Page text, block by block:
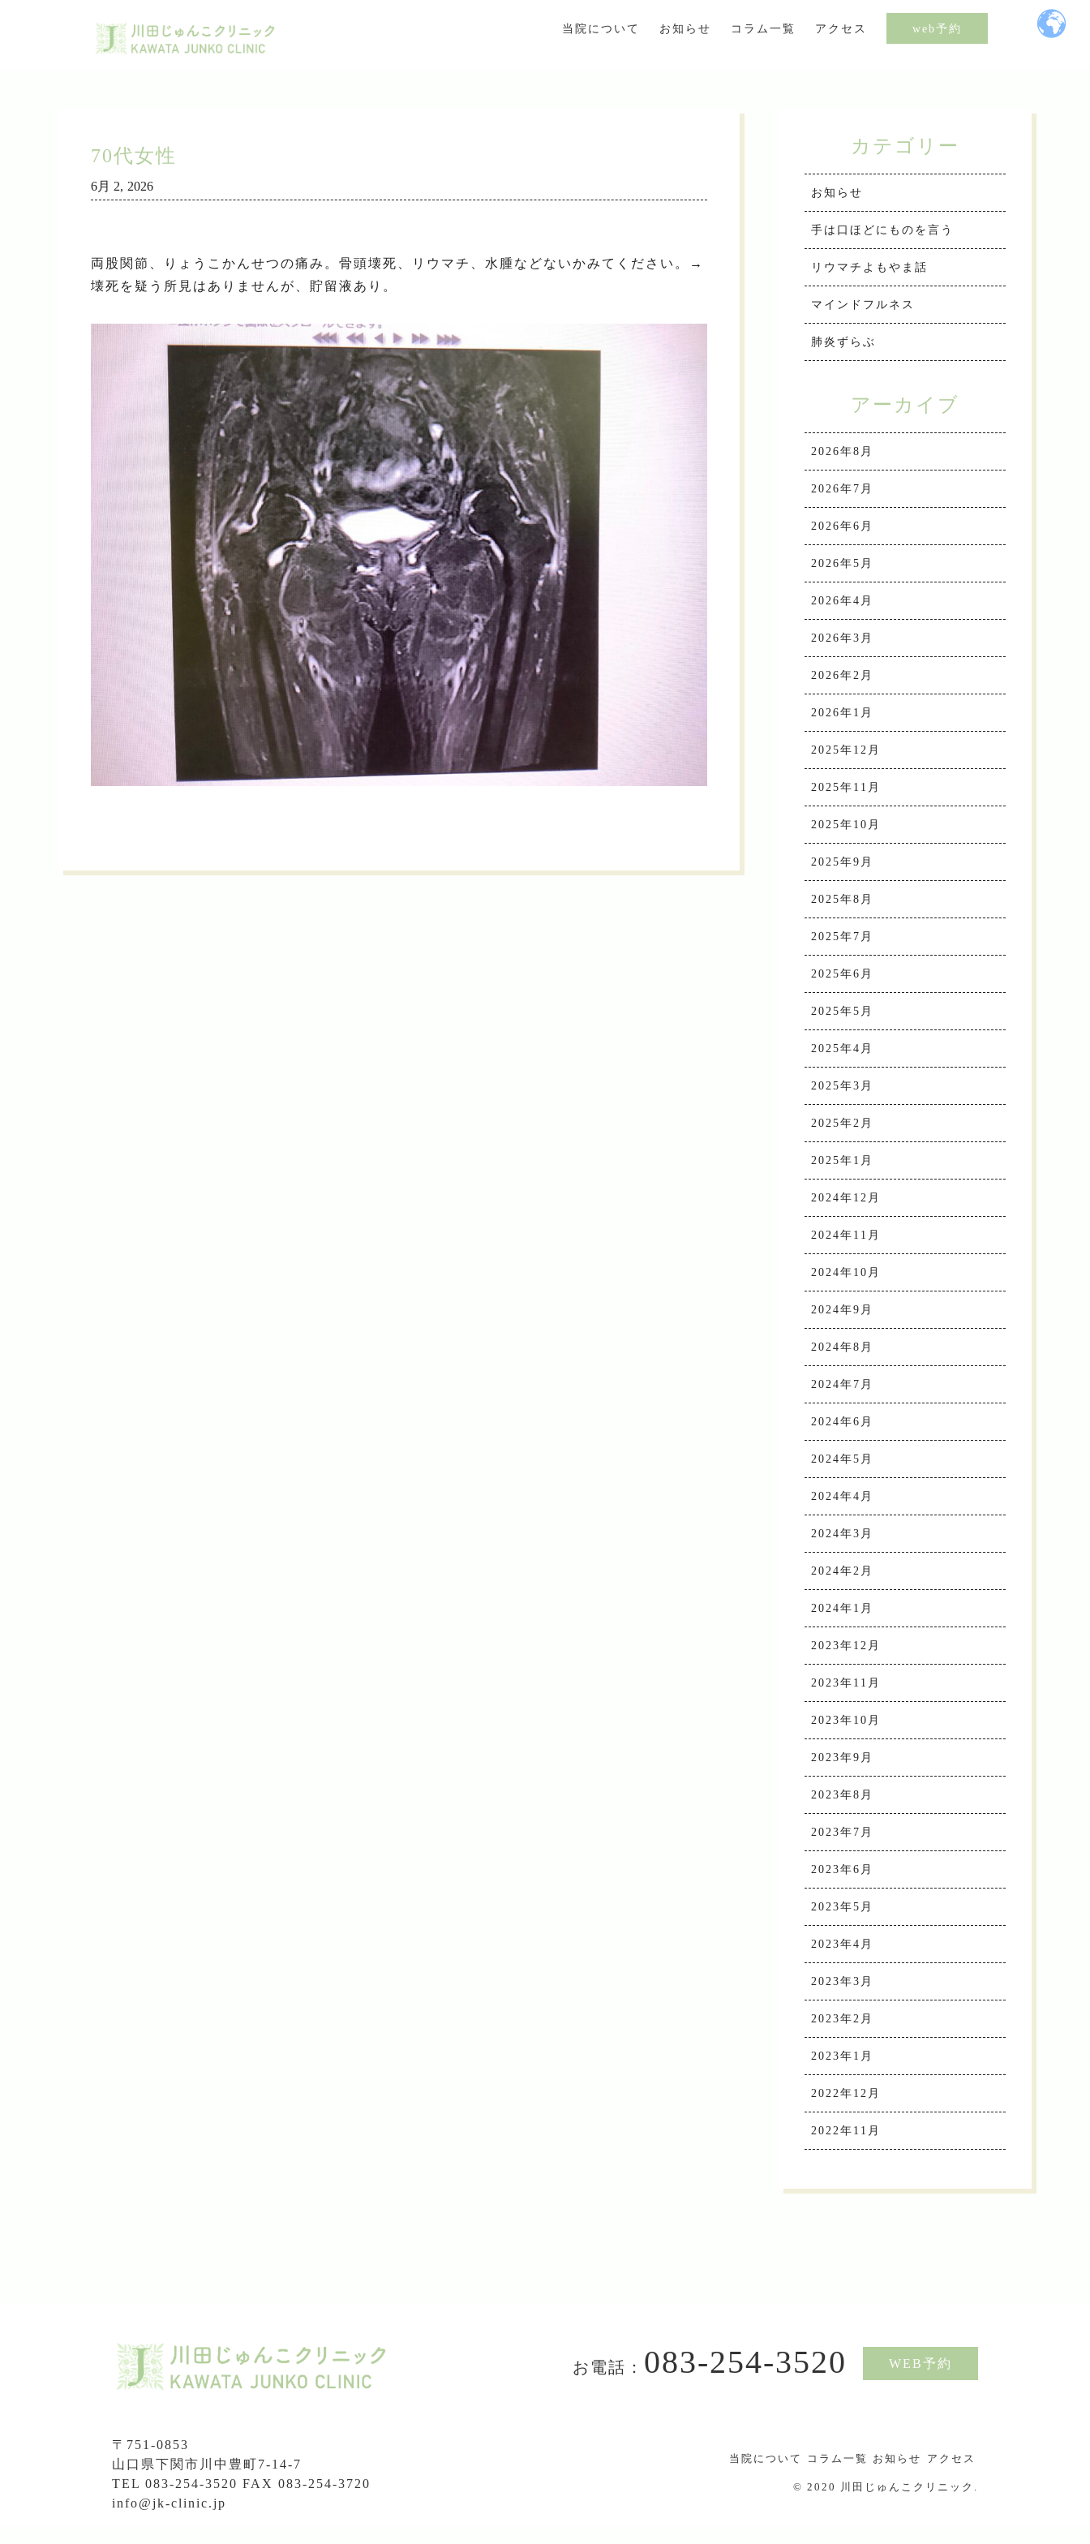
当院について お知らせ コラム一覧 アクセス web予約
70代女性
6月 2, 2026
両股関節、りょうこかんせつの痛み。骨頭壊死、リウマチ、水腫などないかみてください。→
壊死を疑う所見はありませんが、貯留液あり。
カテゴリー
お知らせ
手は口ほどにものを言う
リウマチよもやま話
マインドフルネス
肺炎ずらぶ
アーカイブ
2026年8月
2026年7月
2026年6月
2026年5月
2026年4月
2026年3月
2026年2月
2026年1月
2025年12月
2025年11月
2025年10月
2025年9月
2025年8月
2025年7月
2025年6月
2025年5月
2025年4月
2025年3月
2025年2月
2025年1月
2024年12月
2024年11月
2024年10月
2024年9月
2024年8月
2024年7月
2024年6月
2024年5月
2024年4月
2024年3月
2024年2月
2024年1月
2023年12月
2023年11月
2023年10月
2023年9月
2023年8月
2023年7月
2023年6月
2023年5月
2023年4月
2023年3月
2023年2月
2023年1月
2022年12月
2022年11月
〒751-0853
山口県下関市川中豊町7-14-7
TEL 083-254-3520 FAX 083-254-3720
info@jk-clinic.jp
お電話： 083-254-3520 WEB予約
当院について コラム一覧 お知らせ アクセス
© 2020 川田じゅんこクリニック.